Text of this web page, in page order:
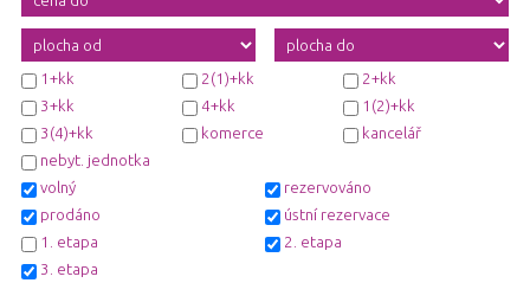
1+kk 2(1)+kk
2+kk
3+kk
4+kk
1(2)+kk
3(4)+kk
komerce
kancelář
nebyt. jednotka
volný
rezervováno
prodáno
ústní rezervace
1. etapa
2. etapa
3. etapa